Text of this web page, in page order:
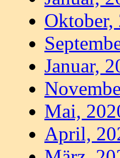
Oktober,
Januar,
Mai,
April,